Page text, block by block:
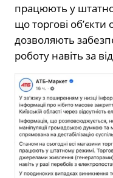
працюють у
що торгові
дозволяють
роботу навіть за